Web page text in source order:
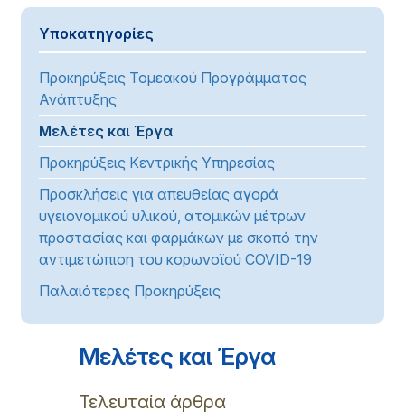
Υποκατηγορίες
Προκηρύξεις Τομεακού Προγράμματος
Ανάπτυξης
Μελέτες και Έργα
Προκηρύξεις Κεντρικής Υπηρεσίας
Προσκλήσεις για απευθείας αγορά
υγειονομικού υλικού, ατομικών μέτρων
προστασίας και φαρμάκων με σκοπό την
αντιμετώπιση του κορωνοϊού COVID-19
Παλαιότερες Προκηρύξεις
Μελέτες και Έργα
Τελευταία άρθρα